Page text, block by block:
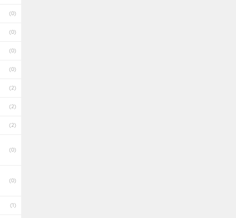
(0)
(0)
(0)
(0)
(2)
(2)
(2)
(0)
(0)
(1)